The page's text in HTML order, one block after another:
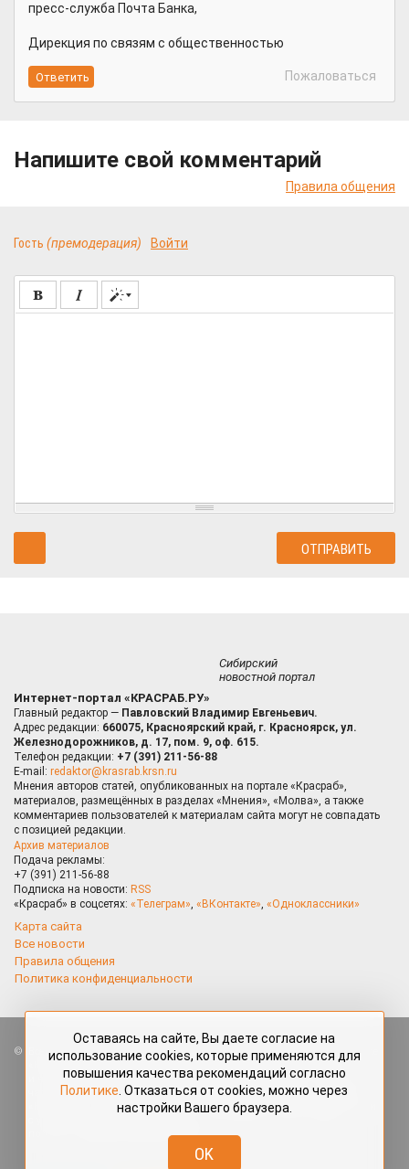
пресс-служба Почта Банка,
Дирекция по связям с общественностью
Пожаловаться
Напишите свой комментарий
Правила общения
Гость (премодерация) Войти
Сибирский
новостной портал
Интернет-портал «КРАСРАБ.РУ»
Главный редактор — Павловский Владимир Евгеньевич.
Адрес редакции: 660075, Красноярский край, г. Красноярск, ул.
Железнодорожников, д. 17, пом. 9, оф. 615.
Телефон редакции: +7 (391) 211-56-88
E-mail: redaktor@krasrab.krsn.ru
Мнения авторов статей, опубликованных на портале «Красраб»,
материалов, размещённых в разделах «Мнения», «Молва», а также
комментариев пользователей к материалам сайта могут не совпадать
с позицией редакции.
Архив материалов
Подача рекламы:
+7 (391) 211-56-88
Подписка на новости: RSS
«Красраб» в соцсетях: «Телеграм», «ВКонтакте», «Одноклассники»
Карта сайта
Все новости
Правила общения
Политика конфиденциальности
Все права защищены. Любые материалы, размещённые на портале
«Красраб.ру» сотрудниками редакции, нештатными авторами
и читателями, являются объектами авторского права. Полное или
частичное использование материалов, размещённых на портале
«Красраб.ру», допускается только с письменного согласия редакции
redaktor@krasrab.krsn.ru.
Оставаясь на сайте, Вы даете согласие на
использование cookies, которые применяются для
повышения качества рекомендаций согласно
Политике . Отказаться от cookies, можно через
настройки Вашего браузера.
OK